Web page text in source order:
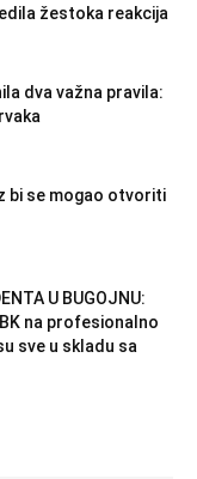
žestoka reakcija
dva važna pravila:
bi se mogao otvoriti
U BUGOJNU:
na profesionalno
sve u skladu sa